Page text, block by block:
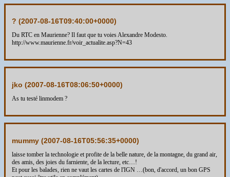
? (2007-08-16T09:40:00+0000)
Du RTC en Maurienne? Il faut que tu voies Alexandre Modesto.
http://www.maurienne.fr/voir_actualite.asp?N=43
jko (2007-08-16T08:06:50+0000)
As tu testé linmodem ?
mummy (2007-08-16T05:56:35+0000)
laisse tomber la technologie et profite de la belle nature, de la montagne, du grand air,
des amis, des joies du farniente, de la lecture, etc…!
Et pour les balades, rien ne vaut les cartes de l'IGN …(bon, d'accord, un bon GPS